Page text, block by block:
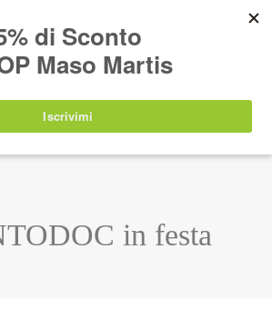
IT EN DE SHOP
in festa
disponibili a partire da
agosto 2026.